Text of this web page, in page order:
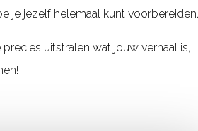
je jezelf helemaal kunt voorbereiden.
uitstralen wat jouw verhaal is,